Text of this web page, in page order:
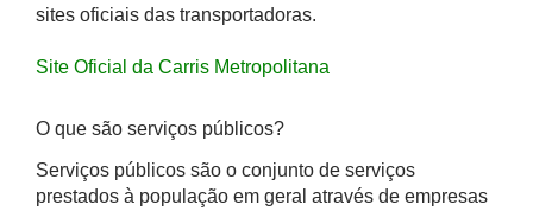
sites oficiais das transportadoras.
Site Oficial da Carris Metropolitana
O que são serviços públicos?
Serviços públicos são o conjunto de serviços
prestados à população em geral através de empresas